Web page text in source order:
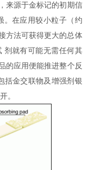
来源于金标记的初期信
。在应用较小粒子（约
方法可获得更大的总体
剂就有可能无需任何其
的应用便能推进整个反
括金交联物及增强剂银
。